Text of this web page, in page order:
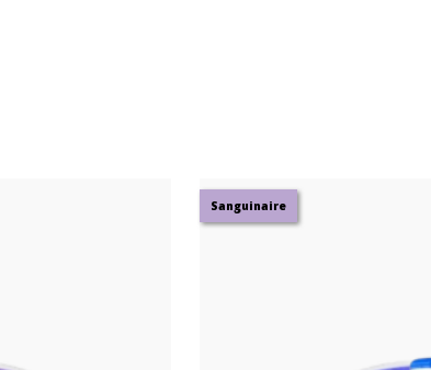
Sanguinaire